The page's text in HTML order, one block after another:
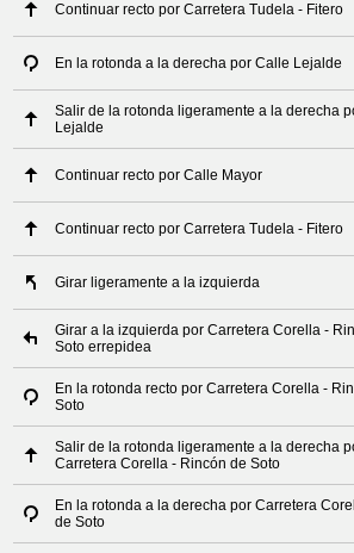
Continuar recto por Carretera Tudela - Fitero
En la rotonda a la derecha por Calle Lejalde
Salir de la rotonda ligeramente a la derecha
Lejalde
Continuar recto por Calle Mayor
Continuar recto por Carretera Tudela - Fitero
Girar ligeramente a la izquierda
Girar a la izquierda por Carretera Corella -
Soto errepidea
En la rotonda recto por Carretera Corella -
Soto
Salir de la rotonda ligeramente a la derecha
Carretera Corella - Rincón de Soto
En la rotonda a la derecha por Carretera
de Soto